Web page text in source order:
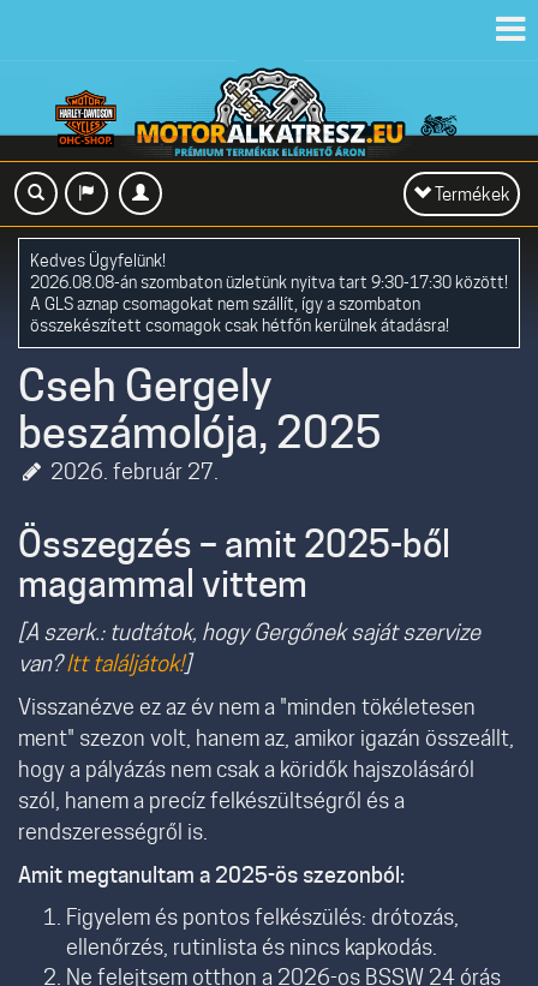
Toggle
navigation
Termékek
Kedves Ügyfelünk!
2026.08.08-án szombaton üzletünk nyitva tart 9:30-17:30 között!
A GLS aznap csomagokat nem szállít, így a szombaton
összekészített csomagok csak hétfőn kerülnek átadásra!
Cseh Gergely
beszámolója, 2025
2026. február 27.
Összegzés – amit 2025-ből
magammal vittem
[A szerk.: tudtátok, hogy Gergőnek saját szervize
van?Itt találjátok!]
Visszanézve ez az év nem a "minden tökéletesen
ment" szezon volt, hanem az, amikor igazán összeállt,
hogy a pályázás nem csak a köridők hajszolásáról
szól, hanem a precíz felkészültségről és a
rendszerességről is.
Amit megtanultam a 2025-ös szezonból:
Figyelem és pontos felkészülés: drótozás,
ellenőrzés, rutinlista és nincs kapkodás.
Ne felejtsem otthon a 2026-os BSSW 24 órás